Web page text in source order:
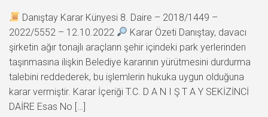
Danıştay Karar Künyesi 8. Daire – 2018/1449 –
2022/5552 – 12.10.2022
Karar Özeti Danıştay, davacı
şirketin ağır tonajlı araçların şehir içindeki park yerlerinden
taşınmasına ilişkin Belediye kararının yürütmesini durdurma
talebini reddederek, bu işlemlerin hukuka uygun olduğuna
karar vermiştir. Karar İçeriği T.C. D A N I Ş T A Y SEKİZİNCİ
DAİRE Esas No […]